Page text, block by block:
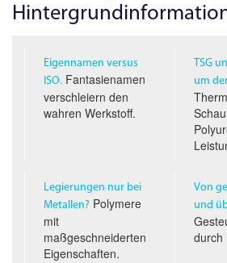
Eigennamen versus
ISO.Fantasienamen
verschleiern den
wahren Werkstoff.
TSG
um
Legierungen nur bei
Metallen? Polymere
mit
maßgeschneiderten
Eigenschaften.
Von
und
durch